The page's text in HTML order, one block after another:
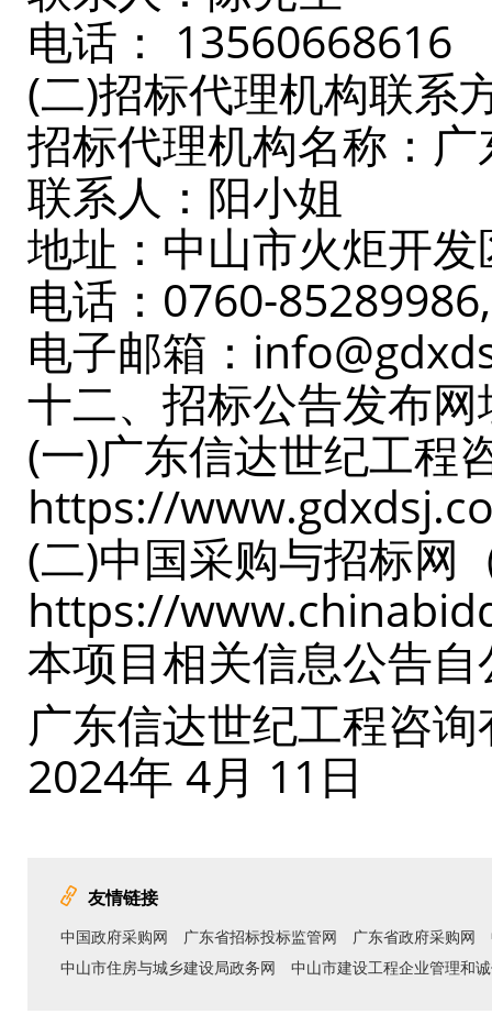
电话： 13560668616
(二)招标代理机构联系
招标代理机构名称：
联系人：阳小姐
地址：中山市火炬开
电话：0760-
电子邮箱：
十二、招标公告发布网
(一)广东信达世纪工程
https://
(二)中国采购与招标网
https://
本项目相关信息公告
广东信达世纪工程咨
2024年 4月 11日
友情链接
中国政府采购网 广东省招标投标监管网 广东省政府采购网
中山市住房与城乡建设局政务网
中山市建设工程企业管理和